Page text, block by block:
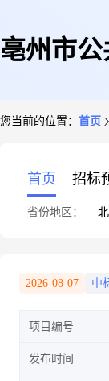
亳州市
您当前的位置： 首页
首页 招标
省份地区：
2026-08-07 中
项目编号
发布时间